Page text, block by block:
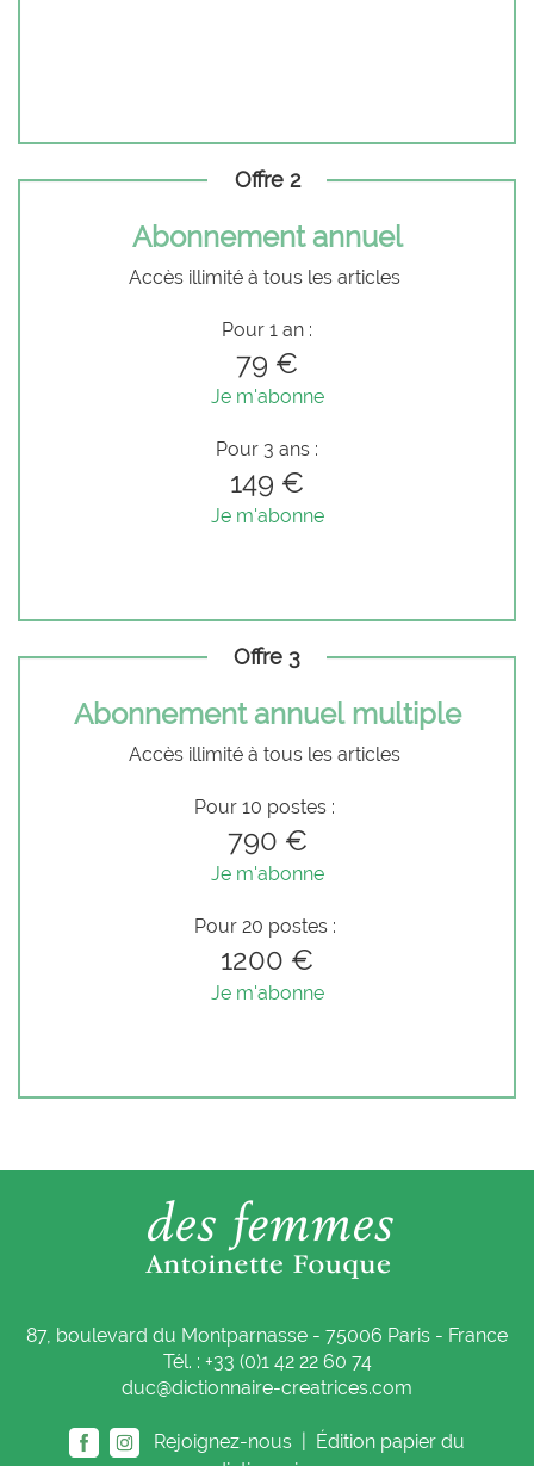
Offre 2
Abonnement annuel
Accès illimité à tous les articles
Pour 1 an :
79 €
Je m'abonne
Pour 3 ans :
149 €
Je m'abonne
Offre 3
Abonnement annuel multiple
Accès illimité à tous les articles
Pour 10 postes :
790 €
Je m'abonne
Pour 20 postes :
1200 €
Je m'abonne
87, boulevard du Montparnasse - 75006 Paris - France
Tél. : +33 (0)1 42 22 60 74
duc@dictionnaire-creatrices.com
Rejoignez-nous |
Édition papier du